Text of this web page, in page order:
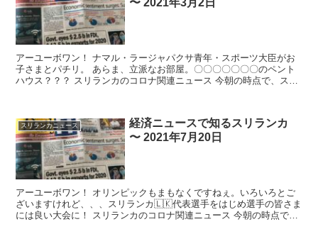
アーユーボワン！ ナマル・ラージャパクサ青年・スポーツ大臣がお
子さまとパチリ。 あらま、立派なお部屋。〇〇〇〇〇〇〇のペント
ハウス？？？ スリランカのコロナ関連ニュース 今朝の時点で、スリ
スリランカニュース
経済ニュースで知るスリランカ
〜 2021年7月20日
アーユーボワン！ オリンピックもまもなくですねぇ。いろいろとご
ざいますけれど、、、スリランカ🇱🇰代表選手をはじめ選手の皆さま
には良い大会に！ スリランカのコロナ関連ニュース 今朝の時点で、